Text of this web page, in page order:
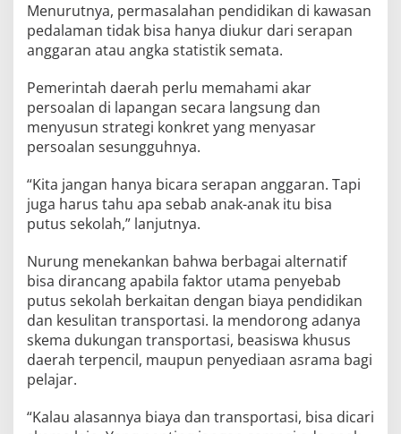
Menurutnya, permasalahan pendidikan di kawasan
pedalaman tidak bisa hanya diukur dari serapan
anggaran atau angka statistik semata.
Pemerintah daerah perlu memahami akar
persoalan di lapangan secara langsung dan
menyusun strategi konkret yang menyasar
persoalan sesungguhnya.
“Kita jangan hanya bicara serapan anggaran. Tapi
juga harus tahu apa sebab anak-anak itu bisa
putus sekolah,” lanjutnya.
Nurung menekankan bahwa berbagai alternatif
bisa dirancang apabila faktor utama penyebab
putus sekolah berkaitan dengan biaya pendidikan
dan kesulitan transportasi. Ia mendorong adanya
skema dukungan transportasi, beasiswa khusus
daerah terpencil, maupun penyediaan asrama bagi
pelajar.
“Kalau alasannya biaya dan transportasi, bisa dicari